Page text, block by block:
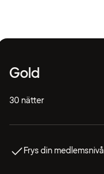
Gold
30 nätter
Frys din medlemsnivå